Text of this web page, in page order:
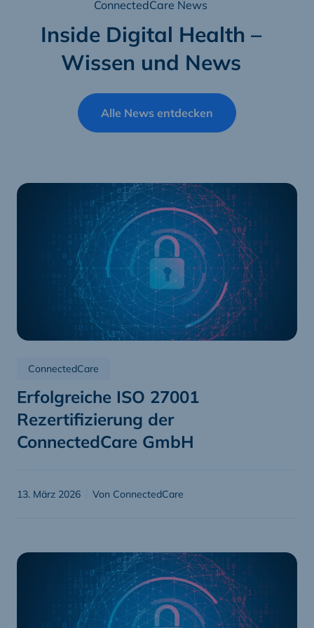
ConnectedCare News
Inside Digital Health –
Wissen und News
Alle News entdecken
ConnectedCare
Erfolgreiche ISO 27001
Rezertifizierung der
ConnectedCare GmbH
13. März 2026 Von ConnectedCare